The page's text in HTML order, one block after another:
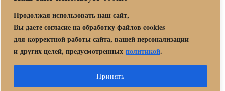
Продолжая использовать наш сайт,
Вы даете согласие на обработку файлов cookies
для корректной работы сайта, вашей персонализации
и других целей, предусмотренных политикой.
Принять
Адреса МФЦ МО
документы» в г. о. Орехово-Зуево
Политика обработки и защиты персональных данных в «МБУ
МФЦ Орехово-Зуевского городского округа Московской области»